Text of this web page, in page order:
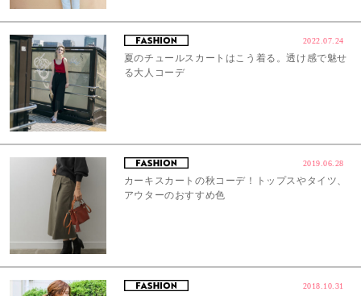
2022.07.24
夏のチュールスカートはこう着る。透け感で魅せ
る大人コーデ
2019.06.28
カーキスカートの秋コーデ！トップスやタイツ、
アウターのおすすめ色
2018.10.31